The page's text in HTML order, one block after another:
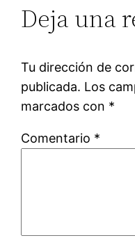
Deja una
Tu dirección de
publicada. Los
marcados con *
Comentario *